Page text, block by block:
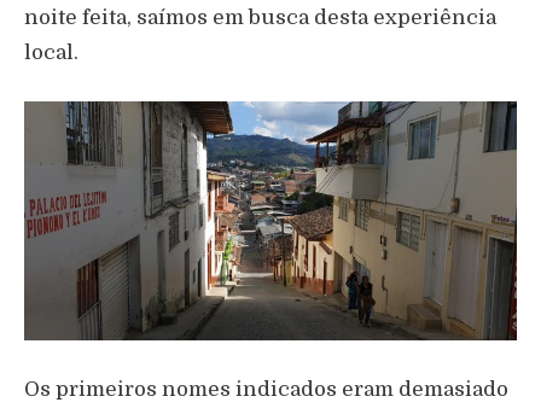
noite feita, saímos em busca desta experiência
local.
Os primeiros nomes indicados eram demasiado